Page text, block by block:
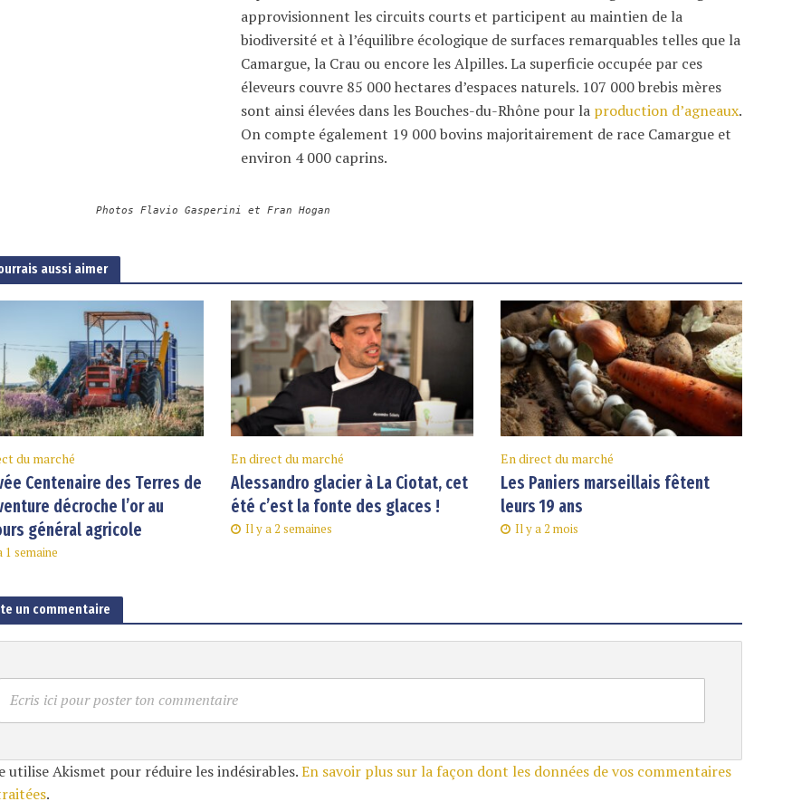
approvisionnent les circuits courts et participent au maintien de la
biodiversité et à l’équilibre écologique de surfaces remarquables telles que la
Camargue, la Crau ou encore les Alpilles. La superficie occupée par ces
éleveurs couvre 85 000 hectares d’espaces naturels. 107 000 brebis mères
sont ainsi élevées dans les Bouches-du-Rhône pour la production d’agneaux.
On compte également 19 000 bovins majoritairement de race Camargue et
environ 4 000 caprins.
Photos Flavio Gasperini et Fran Hogan
aussi aimer
du marché
Centenaire des Terres de
décroche l’or au
général agricole
1 semaine
En direct du marché
Alessandro glacier à La Ciotat, cet
été c’est la fonte des glaces !
Il y a 2 semaines
En direct du marché
Les Paniers marseillais fêtent
leurs 19 ans
Il y a 2 mois
un commentaire
Ecris ici pour poster ton commentaire
utilise Akismet pour réduire les indésirables.En savoir plus sur la façon dont les données de vos commentaires
.